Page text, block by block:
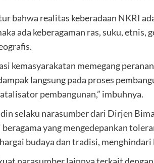
bahwa realitas keberadaan NKRI
ada keberagaman ras, suku,
kemasyarakatan memegang
langsung pada proses
pembangunan,” imbuhnya.
selaku narasumber dari Dirjen
beragama yang mengedepankan
budaya dan tradisi,